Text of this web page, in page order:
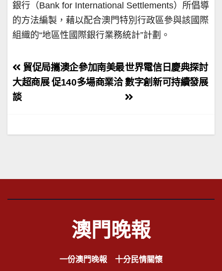
銀行（Bank for International Settlements）所倡導
的方法編製，藉以配合澳門特別行政區參與該國際
組織的“地區性國際銀行業務統計”計劃。
文
章
導
世界電信日慶典探討
數字創新可持續發展
貿促局攜澳企參加南美最
大超商展 促140多場商業洽
談
澳門晚報
一份澳門晚報 十分民情關懷